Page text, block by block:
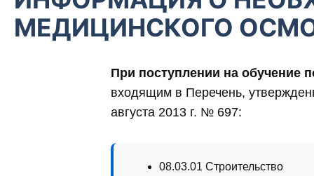
МЕДИЦИНСКОГО
При поступлении на обучение
входящим в Перечень,
августа 2013 г. № 697:
08.03.01 Строительство